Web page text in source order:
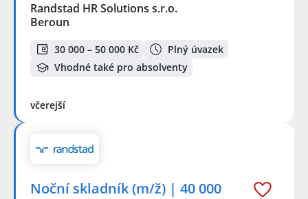
Randstad HR Solutions s.r.o.
Beroun
30 000 – 50 000 Kč
Plný úvazek
Vhodné také pro absolventy
včerejší
Noční skladník (m/ž) | 40 000